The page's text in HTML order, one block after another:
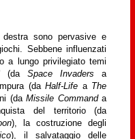
sono pervasive e
Sebbene influenzati
a lungo privilegiato temi
(da Space Invadersa
(daHalf-Life a The
(daMissile Commanda
del territorio (da
), la costruzione degli
), il salvataggio delle